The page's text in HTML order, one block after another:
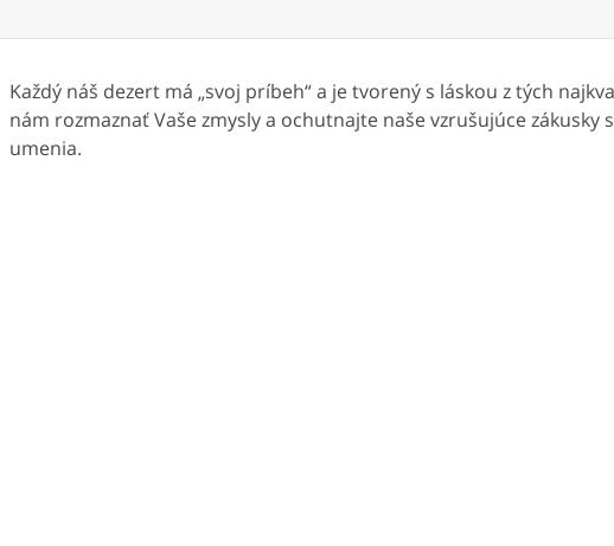
Každý náš dezert má „svoj príbeh“ a je tvorený s láskou z tých
nám rozmaznať Vaše zmysly a ochutnajte naše vzrušujúce
umenia.